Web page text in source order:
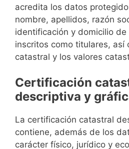
acredita los datos
nombre, apellidos, razón
identificación y domicilio de
inscritos como titulares, así
catastral y los valores
Certificación
descriptiva y
La certificación catastral
contiene, además de los
carácter físico, jurídico y